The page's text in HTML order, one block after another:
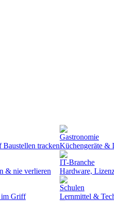
tracken
& nie verlieren
im Griff
Gastronomie
Küchengeräte &
IT-Branche
Hardware,
Schulen
Lernmittel &